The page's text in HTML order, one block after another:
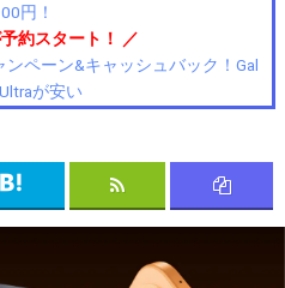
円！
約スタート！ ／
ペーン&キャッシュバック！Gal
が安い